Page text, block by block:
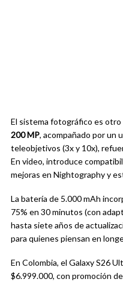
El sistema fotográfico es otro
200 MP, acompañado por un
teleobjetivos (3x y 10x),
En video, introduce
mejoras en Nightography y
La batería de 5.000 mAh
75% en 30 minutos (con
hasta siete años de
para quienes piensan en
En Colombia, el Galaxy S26
$6.999.000, con promoción